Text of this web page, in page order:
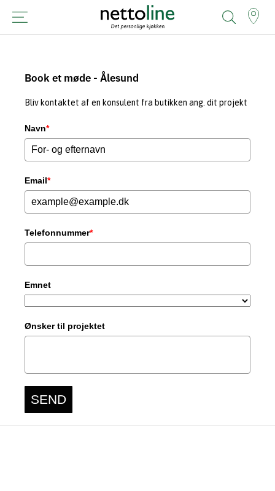
Book et møde - Ålesund
Bliv kontaktet af en konsulent fra butikken ang. dit projekt
Navn*
Email*
Telefonnummer*
Emnet
Ønsker til projektet
SEND